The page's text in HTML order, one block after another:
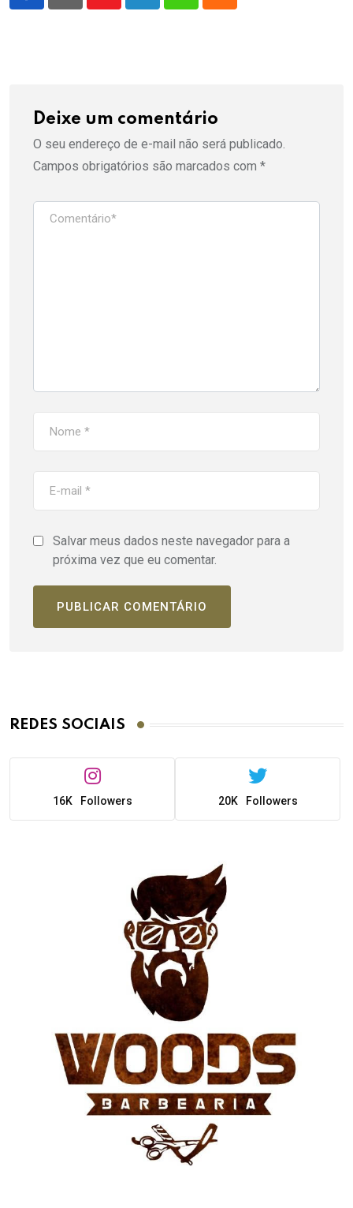
Deixe um comentário
O seu endereço de e-mail não será publicado.
Campos obrigatórios são marcados com *
Salvar meus dados neste navegador para a
próxima vez que eu comentar.
REDES SOCIAIS
16K Followers 20K Followers